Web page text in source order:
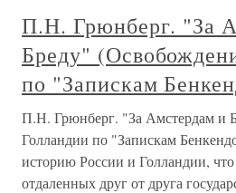
П.Н. Грюнберг. "За
Бреду"
по "Запискам
П.Н. Грюнберг. "За Амстердам и
Голландии по "Запискам
историю России и Голландии, что
отдаленных друг от друга